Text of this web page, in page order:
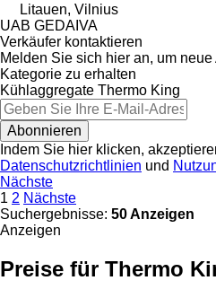
Litauen, Vilnius
UAB GEDAIVA
Verkäufer kontaktieren
Melden Sie sich hier an, um
Kategorie zu erhalten
Kühlaggregate Thermo King
Abonnieren
Indem Sie hier klicken,
Datenschutzrichtlinien und
Nächste
1 2 Nächste
Suchergebnisse: 50 Anzeigen
Anzeigen
Preise für Thermo